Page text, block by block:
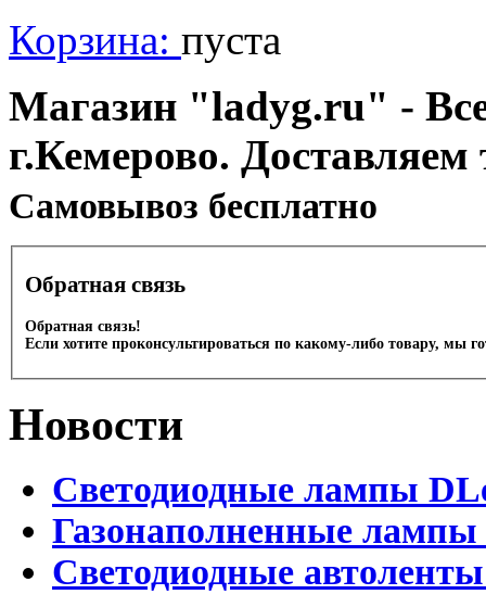
Корзина: пуста
Магазин "ladyg.ru" -
г.Кемерово.
Cамовывоз бесплатно
Обратная связь
Обратная связь!
Если хотите проконсультироваться по какому-либо товару, мы
Новости
Светодиодные лампы
Газонаполненные
Светодиодные